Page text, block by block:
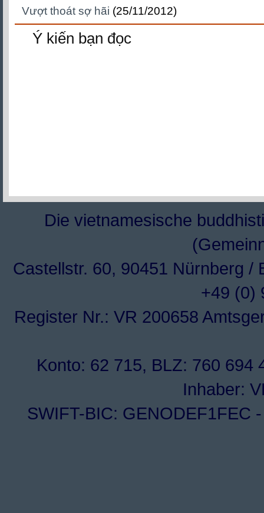
Vượt thoát sợ hãi (25/11/2012)
Ý kiến bạn đọc
Die vietnamesische
Castellstr. 60, 90451 Nürnberg /
+49 (0)
Register Nr.: VR 200658
Konto: 62 715, BLZ: 760 694
Inhaber:
SWIFT-BIC: GENODEF1FEC